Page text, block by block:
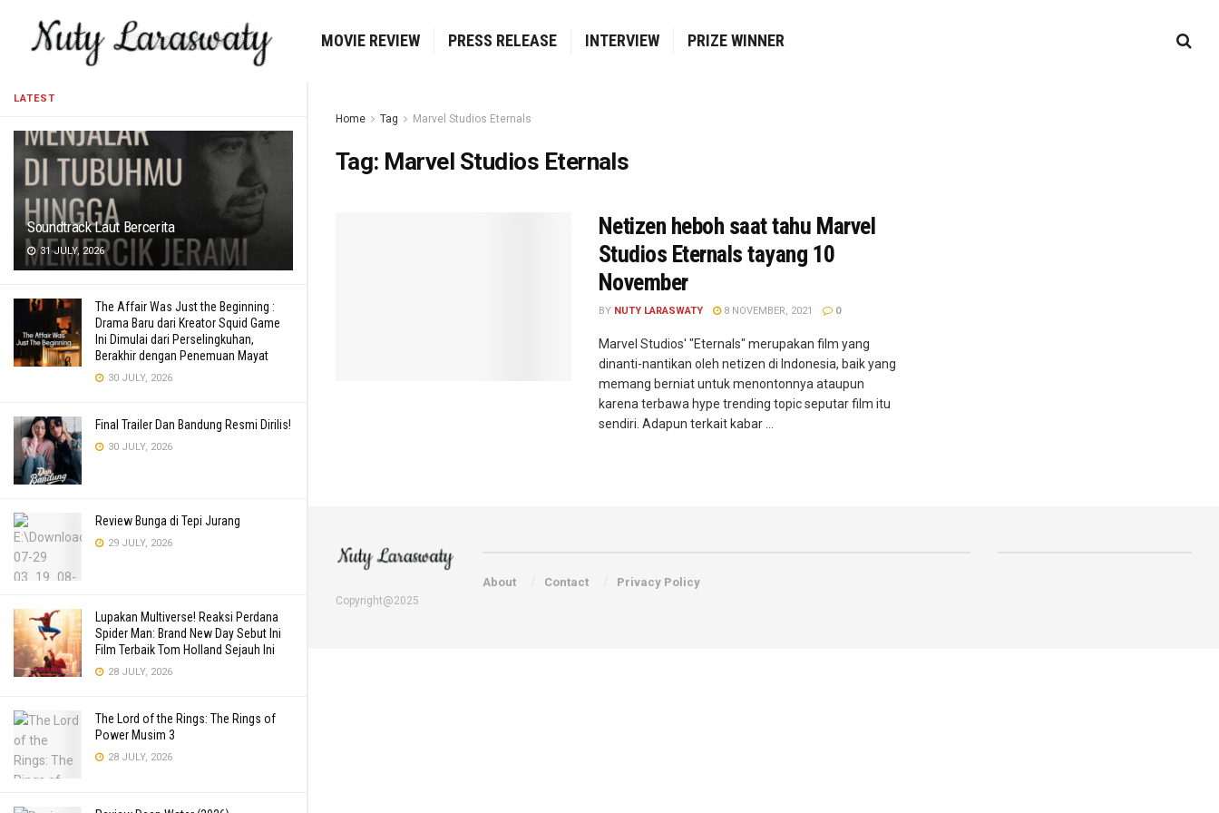
LATEST
Soundtrack Laut Bercerita
31 JULY, 2026
The Affair Was Just the Beginning :
Drama Baru dari Kreator Squid Game
Ini Dimulai dari Perselingkuhan,
Berakhir dengan Penemuan Mayat
30 JULY, 2026
Final Trailer Dan Bandung Resmi Dirilis!
30 JULY, 2026
Review Bunga di Tepi Jurang
29 JULY, 2026
Lupakan Multiverse! Reaksi Perdana
Spider Man: Brand New Day Sebut Ini
Film Terbaik Tom Holland Sejauh Ini
28 JULY, 2026
The Lord of the Rings: The Rings of
Power Musim 3
28 JULY, 2026
MOVIE REVIEW PRESS RELEASE INTERVIEW PRIZE WINNER
Home Tag Marvel Studios Eternals
Tag: Marvel Studios Eternals
Netizen heboh saat tahu Marvel
Studios Eternals tayang 10
November
BY NUTY LARASWATY 8 NOVEMBER, 2021 0
Marvel Studios' "Eternals" merupakan film yang
dinanti-nantikan oleh netizen di Indonesia, baik yang
memang berniat untuk menontonnya ataupun
karena terbawa hype trending topic seputar film itu
sendiri. Adapun terkait kabar ...
Copyright@2025
About Contact Privacy Policy